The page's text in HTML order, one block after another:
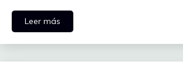
Leer más